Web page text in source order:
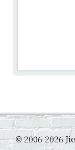
©2006-2026